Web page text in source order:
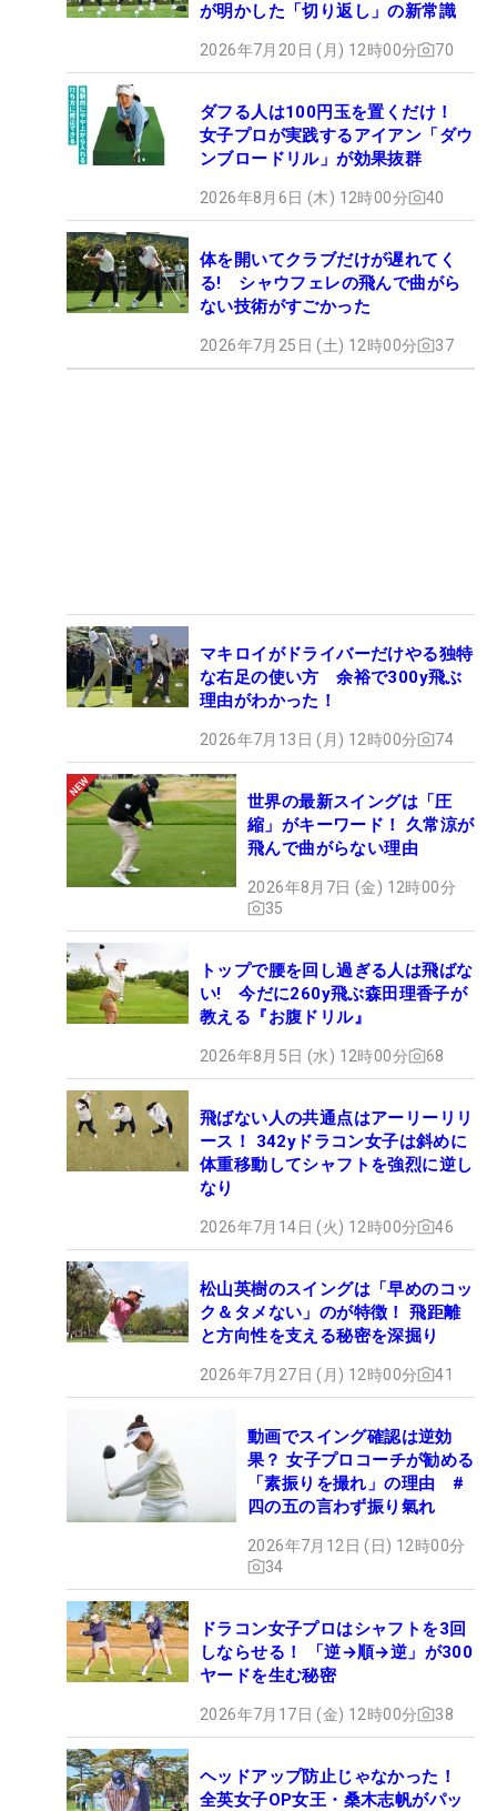
が明かした「切り返し」の新常識
2026年7月20日 (月) 12時00分 70
ダフる人は100円玉を置くだけ！
女子プロが実践するアイアン「ダウ
ンブロードリル」が効果抜群
2026年8月6日 (木) 12時00分 40
体を開いてクラブだけが遅れてく
る! シャウフェレの飛んで曲がら
ない技術がすごかった
2026年7月25日 (土) 12時00分 37
マキロイがドライバーだけやる独特
な右足の使い方 余裕で300y飛ぶ
理由がわかった！
2026年7月13日 (月) 12時00分 74
世界の最新スイングは「圧
縮」がキーワード！ 久常涼が
飛んで曲がらない理由
2026年8月7日 (金) 12時00分
35
トップで腰を回し過ぎる人は飛ばな
い! 今だに260y飛ぶ森田理香子が
教える『お腹ドリル』
2026年8月5日 (水) 12時00分 68
飛ばない人の共通点はアーリーリリ
ース！ 342yドラコン女子は斜めに
体重移動してシャフトを強烈に逆し
なり
2026年7月14日 (火) 12時00分 46
松山英樹のスイングは「早めのコッ
ク＆タメない」のが特徴！ 飛距離
と方向性を支える秘密を深掘り
2026年7月27日 (月) 12時00分 41
動画でスイング確認は逆効
果？ 女子プロコーチが勧める
「素振りを撮れ」の理由 #
四の五の言わず振り氣れ
2026年7月12日 (日) 12時00分
34
ドラコン女子プロはシャフトを3回
しならせる！ 「逆→順→逆」が300
ヤードを生む秘密
2026年7月17日 (金) 12時00分 38
ヘッドアップ防止じゃなかった！
全英女子OP女王・桑木志帆がパッ